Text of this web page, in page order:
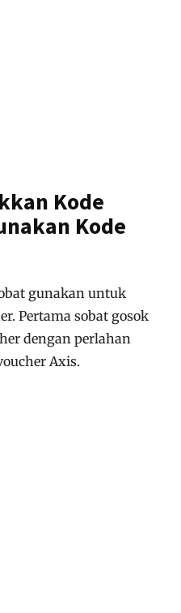
Kode
Kode
gunakan untuk
Pertama sobat gosok
dengan perlahan
Axis.